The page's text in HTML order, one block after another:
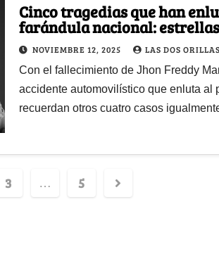
Cinco tragedias que han
farándula nacional:
murieron demasiado pronto
NOVIEMBRE 12, 2025 LAS DOS ORILLAS
Con el fallecimiento de Jhon Freddy
accidente automovilístico que enluta al
recuerdan otros cuatro casos
3 … 5